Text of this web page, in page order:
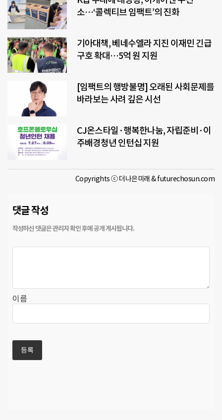
소…‘콜렉티브 임팩트’의 진화
기아대책, 베네수엘라 지진 이재민 긴급
구호 확대…5억 원 지원
[임팩트의 행방불명] 오래된 사회문제를
바라보는 사려 깊은 시선
CJ온스타일·행복한나눔, 자립준비·이
주배경청년 인턴십 지원
Copyrights ⓒ 더나은미래 & futurechosun.com
댓글 작성
이름